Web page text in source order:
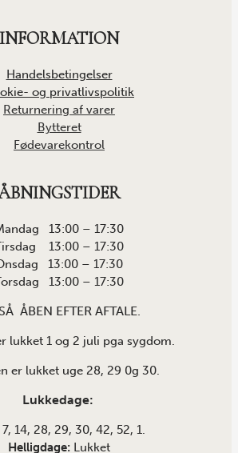
INFORMATION
Handelsbetingelser
og privatlivspolitik
Returnering af varer
Bytteret
Fødevarekontrol
13:00 – 17:30
13:00 – 17:30
13:00 – 17:30
13:00 – 17:30
ÅBEN EFTER AFTALE.
lukket 1 og 2 juli pga sygdom.
er lukket uge 28, 29 0g 30.
Lukkedage:
7, 14, 28, 29, 30, 42, 52, 1.
Helligdage: Lukket